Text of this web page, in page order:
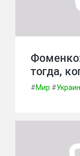
тогда,
#Мир #